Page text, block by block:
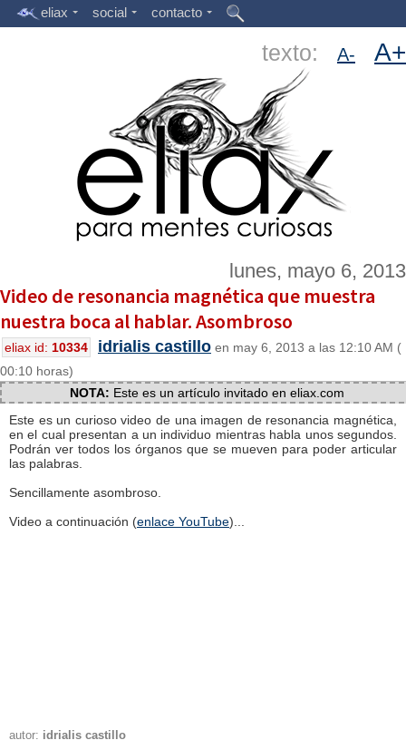
eliax social contacto
texto: A- A+
lunes, mayo 6, 2013
Video de resonancia magnética que muestra
nuestra boca al hablar. Asombroso
eliax id: 10334 idrialis castillo en may 6, 2013 a las 12:10 AM (
00:10 horas)
NOTA: Este es un artículo invitado en eliax.com
Este es un curioso video de una imagen de resonancia magnética,
en el cual presentan a un individuo mientras habla unos segundos.
Podrán ver todos los órganos que se mueven para poder articular
las palabras.
Sencillamente asombroso.
Video a continuación (enlace YouTube)...
autor: idrialis castillo